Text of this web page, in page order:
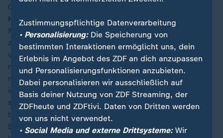
03:53
Halbzeitfazit:
Noch sind keine Tore gefallen im Spiel der Gruppe A
zwischen Mexiko und Südkorea. Dabei hatte die Partie
vielversprechend begonnen. Die Asiaten zeigten sich
mutig, spielten nach vorn. Doch die langen Bälle
mündeten zunächst in Abseitspositionen und kamen
irgendwann nicht mehr an. Auch die Mexikaner
strahlten keine Gefahr aus. Letztlich verzeichneten wir
beiderseits lange Ballbesitzphasen mit wenig
Bewegung und ohne Tempo. So taten sich natürlich
Zustimmungspflichtige Datenverarbeitung
• Personalisierung:Die Speicherung von
bestimmten Interaktionen ermöglicht uns, dein
Erlebnis im Angebot des ZDF an dich anzupassen
und Personalisierungsfunktionen anzubieten.
Dabei personalisieren wir ausschließlich auf
Basis deiner Nutzung von ZDF Streaming, der
ZDFheute und ZDFtivi. Daten von Dritten werden
von uns nicht verwendet.
• Social Media und externe Drittsysteme:Wir